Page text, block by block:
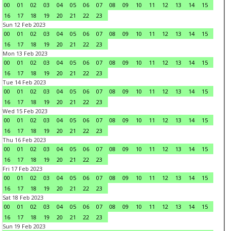
00
01 02 03 04 05 06 07 08 09 10 11 12 13 14
15
16
17 18 19 20 21 22
23
Sun 12 Feb 2023
00
01 02 03 04 05 06 07 08 09 10 11 12 13 14
15
16
17 18 19 20 21 22
23
Mon 13 Feb 2023
00
01 02 03 04 05 06 07 08 09 10 11 12 13 14
15
16
17 18 19 20 21 22
23
Tue 14 Feb 2023
00
01 02 03 04 05 06 07 08 09 10 11 12 13 14
15
16
17 18 19 20 21 22
23
Wed 15 Feb 2023
00
01 02 03 04 05 06 07 08 09 10 11 12 13 14
15
16
17 18 19 20 21 22
23
Thu 16 Feb 2023
00
01 02 03 04 05 06 07 08 09 10 11 12 13 14
15
16
17 18 19 20 21 22
23
Fri 17 Feb 2023
00
01 02 03 04 05 06 07 08 09 10 11 12 13 14
15
16
17 18 19 20 21 22
23
Sat 18 Feb 2023
00
01 02 03 04 05 06 07 08 09 10 11 12 13 14
15
16
17 18 19 20 21 22
23
Sun 19 Feb 2023